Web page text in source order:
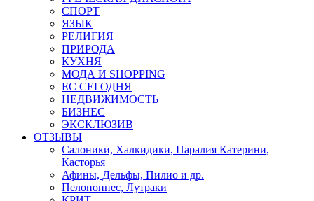
СПОРТ
ЯЗЫК
РЕЛИГИЯ
ПРИРОДА
КУХНЯ
МОДА И SHOPPING
ЕС СЕГОДНЯ
НЕДВИЖИМОСТЬ
БИЗНЕС
ЭКСКЛЮЗИВ
ОТЗЫВЫ
Салоники, Халкидики, Паралия Катерини,
Касторья
Афины, Дельфы, Пилио и др.
Пелопоннес, Лутраки